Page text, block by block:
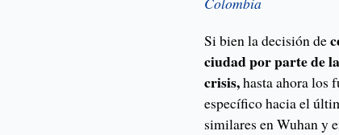
Si bien la decisión de
ciudad por parte de
crisis,hasta ahora los
específico hacia el
similares en Wuhan y